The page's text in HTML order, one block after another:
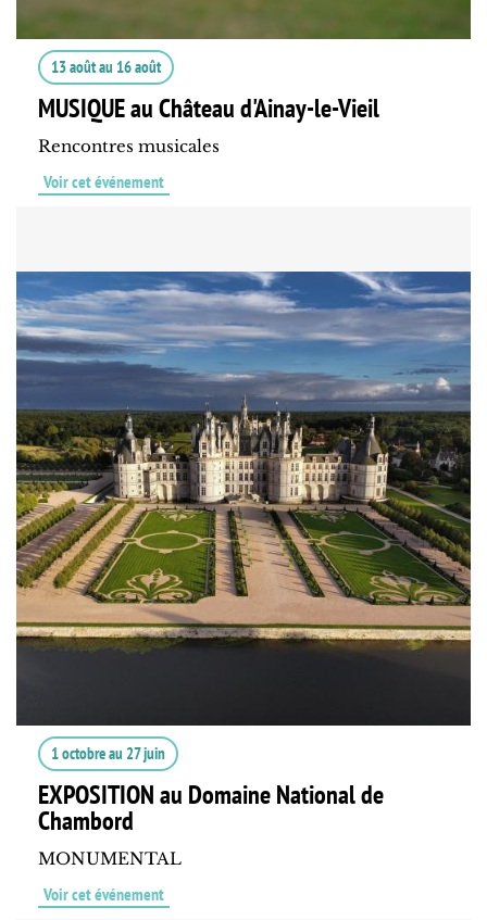
13 aoûtau 16 août
MUSIQUE au Château d'Ainay-le-Vieil
Rencontres musicales
Voir cet événement
1 octobreau 27 juin
EXPOSITION au Domaine National de
Chambord
MONUMENTAL
Voir cet événement